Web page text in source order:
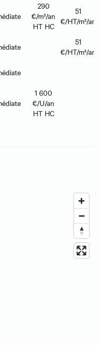
290
€/m²/an
HT HC
51
€/HT/m²/an
51
€/HT/m²/an
1 600
€/U/an
HT HC